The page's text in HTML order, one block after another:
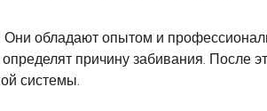
обладают опытом и
причину забивания.
системы.